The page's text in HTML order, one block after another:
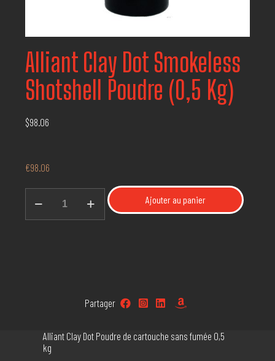
Alliant Clay Dot Smokeless
Shotshell Poudre (0,5 Kg)
$98.06
€98.06
Alliant
Ajouter au panier
Partager
Alliant Clay Dot Poudre de cartouche sans fumée 0,5
kg